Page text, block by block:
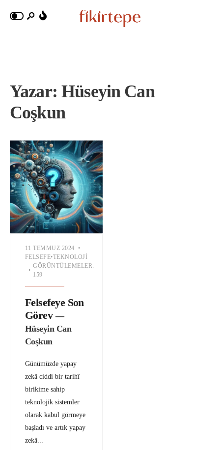
Yazar:Hüseyin Can
Coşkun
11 TEMMUZ 2024 •
FELSEFE•TEKNOLOJI
•
GÖRÜNTÜLEMELER:
159
Felsefeye Son
Görev —
Hüseyin Can
Coşkun
Günümüzde yapay
zekâ ciddi bir tarihî
birikime sahip
teknolojik sistemler
olarak kabul görmeye
başladı ve artık yapay
zekâ